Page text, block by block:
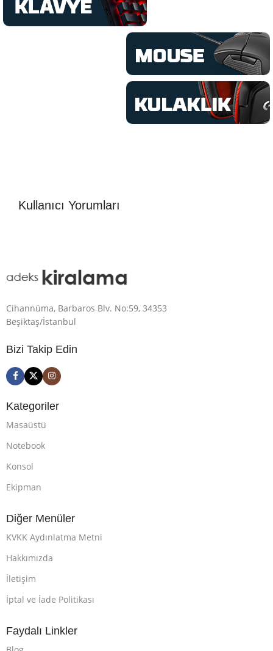
Kullanıcı Yorumları
Cihannüma, Barbaros Blv. No:59, 34353
Beşiktaş/İstanbul
Bizi Takip Edin
Kategoriler
Masaüstü
Notebook
Konsol
Ekipman
Diğer Menüler
KVKK Aydınlatma Metni
Hakkımızda
İletişim
İptal ve İade Politikası
Faydalı Linkler